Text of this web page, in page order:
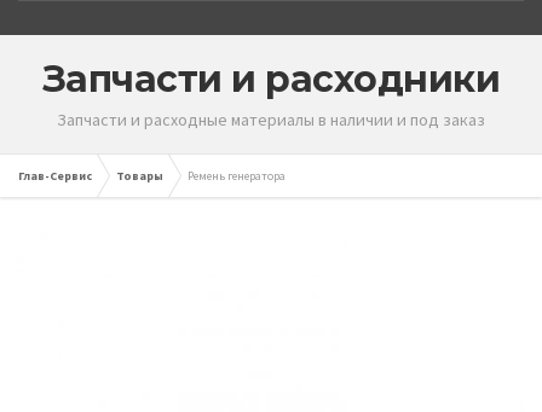
Запчасти и расходники
Запчасти и расходные материалы в наличии и под заказ
Глав-Сервис Товары Ремень генератора